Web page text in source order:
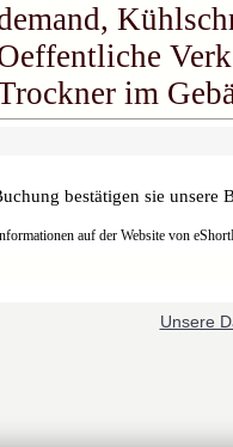
Unsere